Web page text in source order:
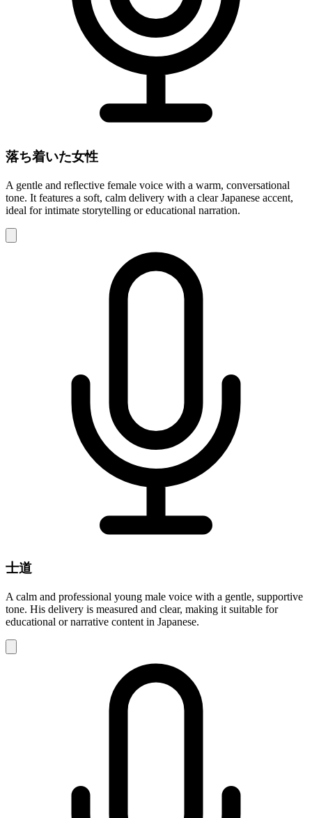
落ち着いた女性
A gentle and reflective female voice with a warm, conversational
tone. It features a soft, calm delivery with a clear Japanese accent,
ideal for intimate storytelling or educational narration.
士道
A calm and professional young male voice with a gentle, supportive
tone. His delivery is measured and clear, making it suitable for
educational or narrative content in Japanese.